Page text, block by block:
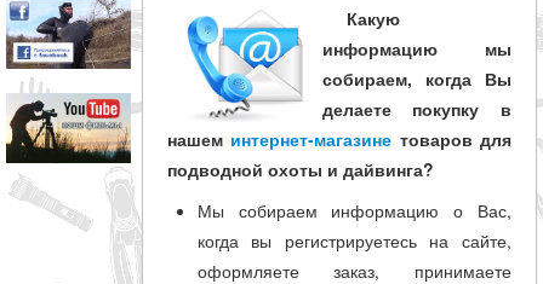
Искать
Любое из
слов
Все
слова
Точное
совпадение
Какую
информацию мы
собираем, когда Вы
делаете покупку в
нашем интернет-магазине товаров для
подводной охоты и дайвинга?
Мы собираем информацию о Вас,
когда вы регистрируетесь на сайте,
оформляете заказ, принимаете